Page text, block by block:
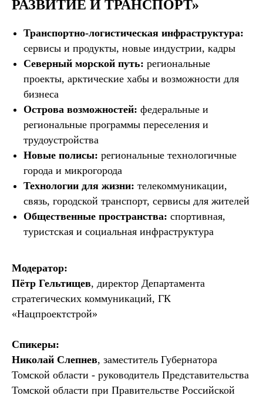
РАЗВИТИЕ И ТРАНСПОРТ»
Транспортно-логистическая инфраструктура:
сервисы и продукты, новые индустрии, кадры
Северный морской путь: региональные
проекты, арктические хабы и возможности для
бизнеса
Острова возможностей: федеральные и
региональные программы переселения и
трудоустройства
Новые полисы: региональные технологичные
города и микрогорода
Технологии для жизни: телекоммуникации,
связь, городской транспорт, сервисы для жителей
Общественные пространства: спортивная,
туристская и социальная инфраструктура
Модератор:
Пётр Гельтищев, директор Департамента
стратегических коммуникаций, ГК
«Нацпроектстрой»
Спикеры:
Николай Слепнев, заместитель Губернатора
Томской области - руководитель Представительства
Томской области при Правительстве Российской